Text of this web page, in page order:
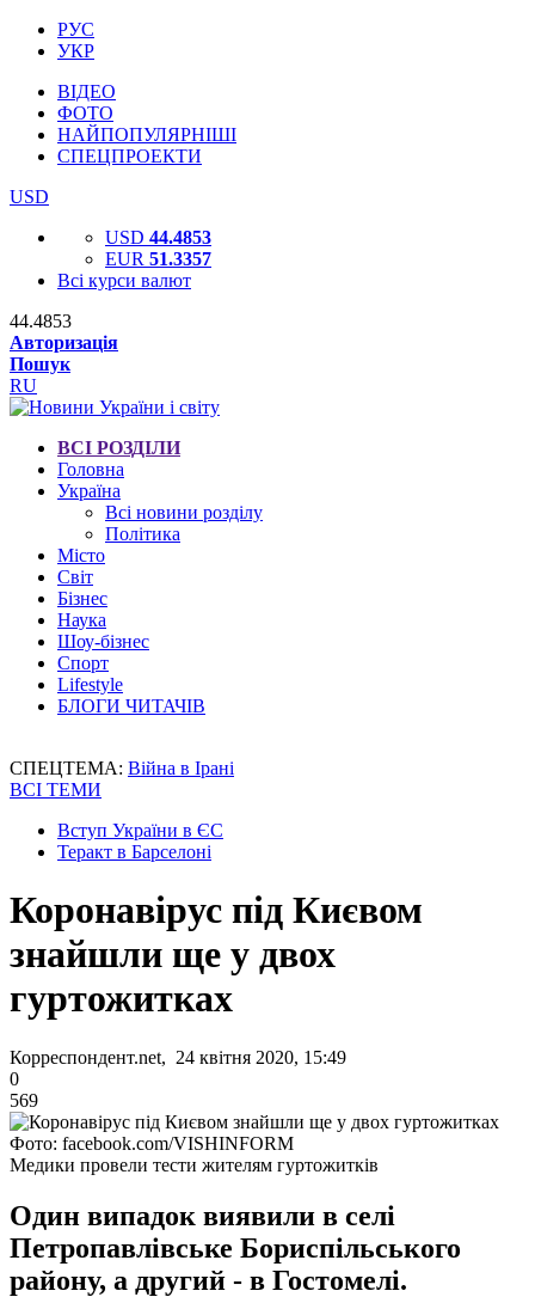
РУС
УКР
ВІДЕО
ФОТО
НАЙПОПУЛЯРНІШІ
СПЕЦПРОЕКТИ
USD
USD 44.4853
EUR 51.3357
Всі курси валют
44.4853
Авторизація
Пошук
RU
ВСІ РОЗДІЛИ
Головна
Україна
Всі новини розділу
Політика
Місто
Світ
Бізнес
Наука
Шоу-бізнес
Спорт
Lifestyle
БЛОГИ ЧИТАЧІВ
СПЕЦТЕМА: Війна в Ірані
ВСІ ТЕМИ
Вступ України в ЄС
Теракт в Барселоні
Коронавірус під Києвом
знайшли ще у двох
гуртожитках
Корреспондент.net, 24 квітня 2020, 15:49
0
569
Фото: facebook.com/VISHINFORM
Медики провели тести жителям гуртожитків
Один випадок виявили в селі
Петропавлівське Бориспільського
району, а другий - в Гостомелі.